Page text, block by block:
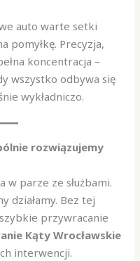
auto warte setki
pomyłkę. Precyzja,
koncentracja –
wszystko odbywa się
wykładniczo.
rozwiązujemy
w parze ze służbami.
działamy. Bez tej
przywracanie
Kąty Wrocławskie
interwencji.